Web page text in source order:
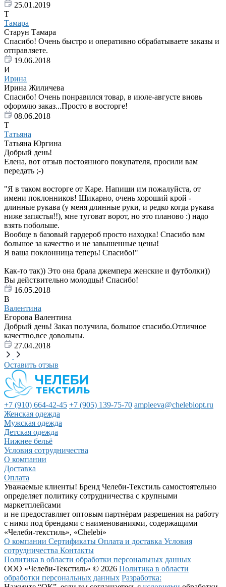
25.01.2019
Т
Тамара
Старун Тамара
Спасибо! Очень быстро и оперативно обрабатываете заказы и
отправляете.
19.06.2018
И
Ирина
Ирина Жиличева
Спасибо! Очень понравился товар, в июле-августе вновь
оформлю заказ...Просто в восторге!
08.06.2018
Т
Татьяна
Татьяна Юргина
Добрый день!
Елена, вот отзыв постоянного покупателя, просили вам
передать ;-)
"Я в таком восторге от Каре. Напиши им пожалуйста, от
имени поклонников! Шикарно, очень хороший крой -
длинные рукава (у меня длинные руки, и редко когда рукава
ниже запястья!!), мне туговат ворот, но это планово :) надо
взять побольше.
Вообще в базовый гардероб просто находка! Спасибо вам
большое за качество и не завышенные цены!
Я ваша поклонница теперь! Спасибо!"
Как-то так)) Это она брала джемпера женские и футболки))
Вы действительно молодцы! Спасибо!
16.05.2018
В
Валентина
Егорова Валентина
Добрый день! Заказ получила, большое спасибо.Отличное
качество,все довольны.
27.04.2018
Оставить отзыв
+7 (910) 664-42-45 +7 (905) 139-75-70 ampleeva@chelebiopt.ru
Женская одежда
Мужская одежда
Детская одежда
Нижнее бельё
Условия сотрудничества
О компании
Доставка
Оплата
Уважаемые клиенты! Бренд Челеби-Текстиль самостоятельно
определяет политику сотрудничества с крупными
маркетплейсами
и не предоставляет оптовым партнёрам разрешения на работу
с ними под брендами с наименованиями, содержащими
«Челеби-текстиль», «Chelebi»
О компании Сертификаты Оплата и доставка Условия
сотрудничества Контакты
Политика в области обработки персональных данных
ООО «Челеби-Текстиль» © 2026 Политика в области
обработки персональных данных Разработка: